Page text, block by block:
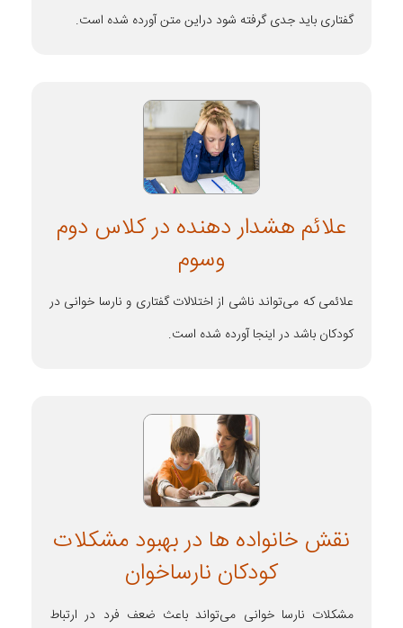
گفتاری باید جدی گرفته شود دراین متن آورده شده است.
علائم هشدار دهنده در کلاس دوم
وسوم
علائمی که می‌تواند ناشی از اختلالات گفتاری و نارسا خوانی در
کودکان باشد در اینجا آورده شده است.
نقش خانواده ها در بهبود مشکلات
کودکان نارساخوان
مشکلات نارسا خوانی می‌تواند باعث ضعف فرد در ارتباط